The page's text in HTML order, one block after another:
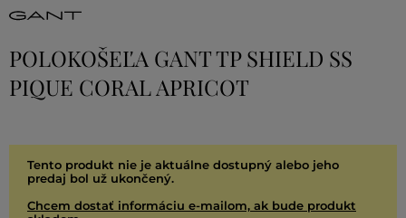
POLOKOŠEĽA GANT TP SHIELD SS
PIQUE CORAL APRICOT
Tento produkt nie je aktuálne dostupný alebo jeho
predaj bol už ukončený.
Chcem dostať informáciu e-mailom, ak bude produkt